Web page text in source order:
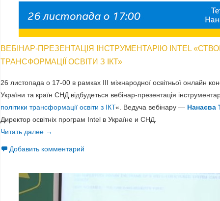
ВЕБІНАР-ПРЕЗЕНТАЦІЯ ІНСТРУМЕНТАРІЮ INTEL
ТРАНСФОРМАЦІЇ ОСВІТИ З ІКТ»
26 листопада о 17-00 в рамках ІІI міжнародної освітньої онлайн
України та країн СНД відбудеться вебінар-презентація
політики трансформації освіти з ІКТ«. Ведуча вебінару — Нанаєва
Директор освітніх програм Intel в Україне и СНД.
Читать далее Вебінар-презентація інструментарію Intel
→
Добавить комментарий